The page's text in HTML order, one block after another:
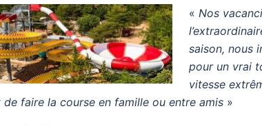
« Nos
saison, nous
pour un vrai
vitesse
de faire la course en famille ou entre amis »